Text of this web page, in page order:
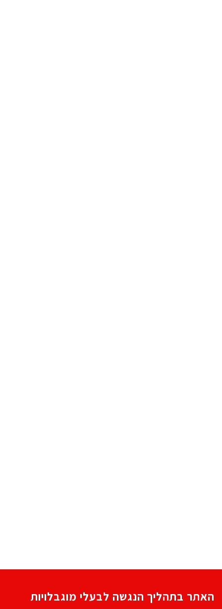
האתר בתהליך הנגשה לבעלי מוגבלויות